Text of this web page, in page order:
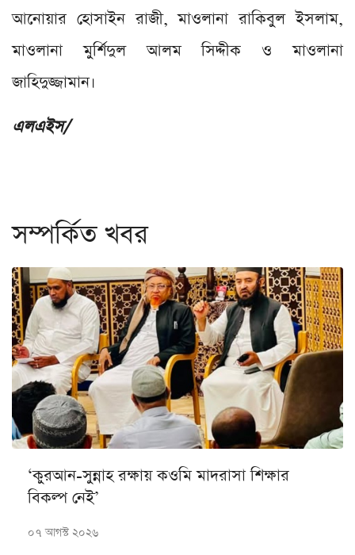
আনোয়ার হোসাইন রাজী, মাওলানা রাকিবুল ইসলাম,
মাওলানা মুর্শিদুল আলম সিদ্দীক ও মাওলানা
জাহিদুজ্জামান।
এলএইস/
সম্পর্কিত খবর
‘কুরআন-সুন্নাহ রক্ষায় কওমি মাদরাসা শিক্ষার
বিকল্প নেই’
০৭ আগস্ট ২০২৬